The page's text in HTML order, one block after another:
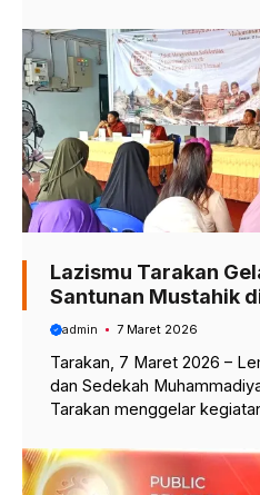
Lazismu Tarakan
Santunan Mustahik
admin 7 Maret 2026
Tarakan, 7 Maret 2026 –
dan Sedekah
Tarakan menggelar